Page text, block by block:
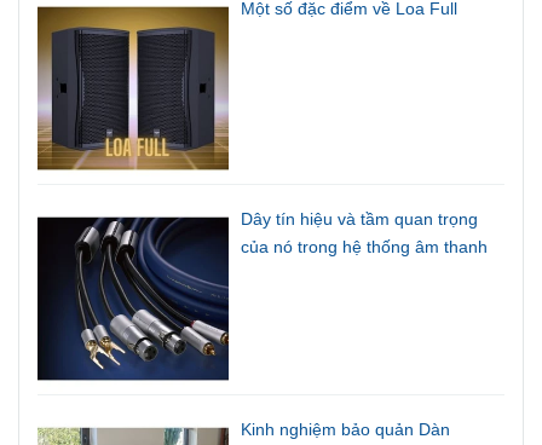
Một số đặc điểm về Loa Full
Dây tín hiệu và tầm quan trọng
của nó trong hệ thống âm thanh
Kinh nghiệm bảo quản Dàn